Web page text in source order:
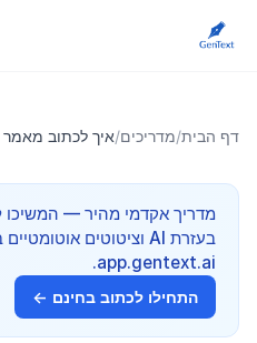
דף הבית/מדריכים/איך לכתוב מאמר
מדריך אקדמי מהיר —
app.gentext.ai.
התחילו לכתוב בחינם ←